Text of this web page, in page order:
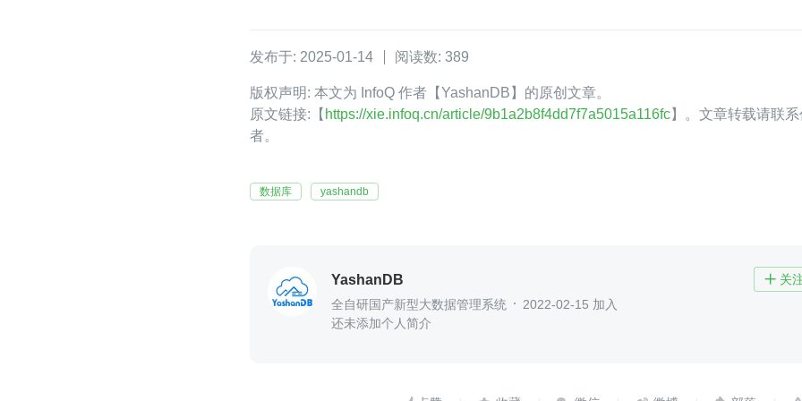
发布于: 2025-01-14 阅读数: 389
版权声明: 本文为 InfoQ 作者【YashanDB】的原创文章。
原文链接:【 https://xie.infoq.cn/article/9b1a2b8f4dd7f7a5015a116fc】。文章转载请联
者。
数据库 yashandb
YashanDB  关
全自研国产新型大数据管理系统
2022-02-15 加入
还未添加个人简介